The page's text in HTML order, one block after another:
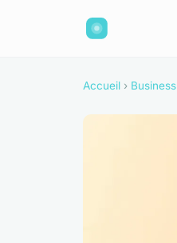
Accueil › Business